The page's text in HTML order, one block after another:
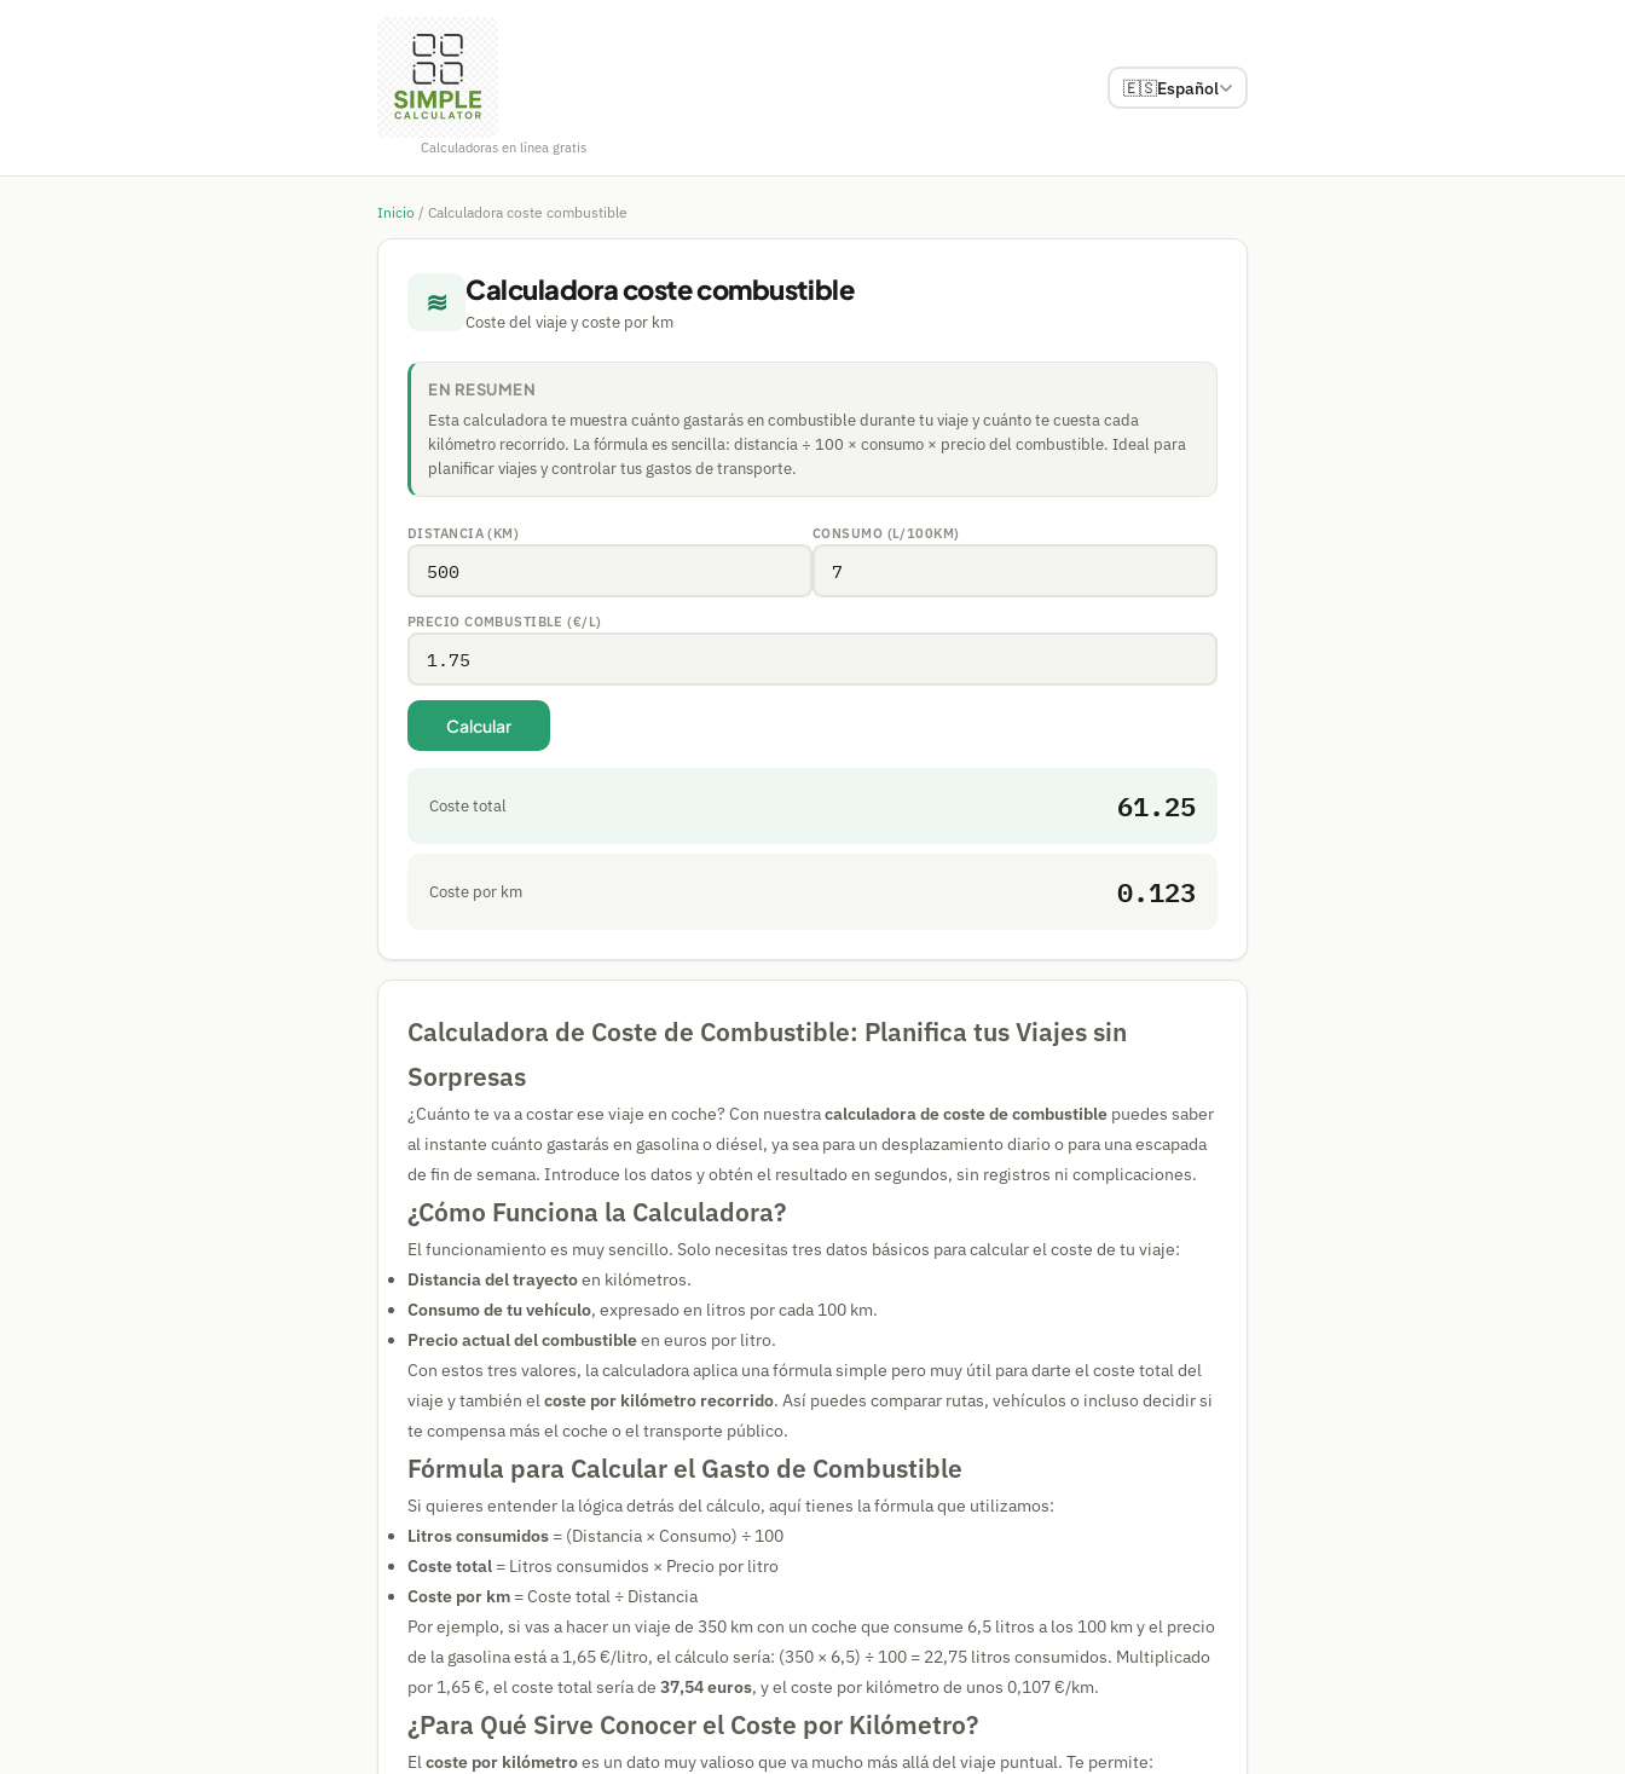
Calculadoras en línea gratis
🇪🇸Español
Inicio / Calculadora coste combustible
≋ Calculadora coste combustible
Coste del viaje y coste por km
EN RESUMEN
Esta calculadora te muestra cuánto gastarás en combustible durante tu viaje y cuánto te cuesta cada
kilómetro recorrido. La fórmula es sencilla: distancia ÷ 100 × consumo × precio del combustible. Ideal para
planificar viajes y controlar tus gastos de transporte.
DISTANCIA (KM) CONSUMO (L/100KM)
PRECIO COMBUSTIBLE (€/L)
Calcular
Coste total 61.25
Coste por km 0.123
Calculadora de Coste de Combustible: Planifica tus Viajes sin
Sorpresas
¿Cuánto te va a costar ese viaje en coche? Con nuestracalculadora de coste de combustible puedes saber
al instante cuánto gastarás en gasolina o diésel, ya sea para un desplazamiento diario o para una escapada
de fin de semana. Introduce los datos y obtén el resultado en segundos, sin registros ni complicaciones.
¿Cómo Funciona la Calculadora?
El funcionamiento es muy sencillo. Solo necesitas tres datos básicos para calcular el coste de tu viaje:
Distancia del trayectoen kilómetros.
Consumo de tu vehículo, expresado en litros por cada 100 km.
Precio actual del combustibleen euros por litro.
Con estos tres valores, la calculadora aplica una fórmula simple pero muy útil para darte el coste total del
viaje y también elcoste por kilómetro recorrido. Así puedes comparar rutas, vehículos o incluso decidir si
te compensa más el coche o el transporte público.
Fórmula para Calcular el Gasto de Combustible
Si quieres entender la lógica detrás del cálculo, aquí tienes la fórmula que utilizamos:
Litros consumidos = (Distancia × Consumo) ÷ 100
Coste total = Litros consumidos × Precio por litro
Coste por km = Coste total ÷ Distancia
Por ejemplo, si vas a hacer un viaje de 350 km con un coche que consume 6,5 litros a los 100 km y el precio
de la gasolina está a 1,65 €/litro, el cálculo sería: (350 × 6,5) ÷ 100 = 22,75 litros consumidos. Multiplicado
por 1,65 €, el coste total sería de 37,54 euros, y el coste por kilómetro de unos 0,107 €/km.
¿Para Qué Sirve Conocer el Coste por Kilómetro?
Elcoste por kilómetroes un dato muy valioso que va mucho más allá del viaje puntual. Te permite: